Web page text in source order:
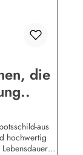
die
aus
hochwertig